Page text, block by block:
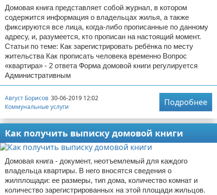
Домовая книга представляет собой журнал, в котором
содержится информация о владельцах жилья, а также
фиксируются все лица, когда-либо прописанные по данному
адресу, и, разумеется, кто прописан на настоящий момент.
Статьи по теме: Как зарегистрировать ребёнка по месту
жительства Как прописать человека временно Вопрос
«квартира» - 2 ответа Форма домовой книги регулируется
Административным
Август Борисов 30-06-2019 12:02
Коммунальные услуги
Подробнее
Как получить выписку домовой книги
Домовая книга - документ, неотъемлемый для каждого
владельца квартиры. В него вносятся сведения о
жилплощади: ее размеры, тип дома, количество комнат и
количество зарегистрированных на этой площади жильцов.